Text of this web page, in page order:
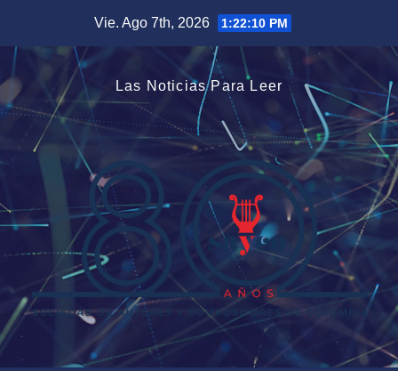
contenido
Vie. Ago 7th, 2026 1:22:11 PM
Las Noticias Para Leer